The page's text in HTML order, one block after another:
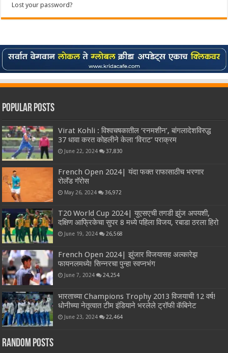
Lost your password?
Popular Posts
Virat Kohli : विश्वचषकातील ‘रनमशीन’, बांगलादेशविरुद्ध
37 धावा करत कोहलीने केला ‘विराट’ पराक्रम
June 22, 2024 37,830
French Open 2024| यंदा फक्त राफासाठीच भरणार
रोलॅंड गॅरोस
May 26, 2024 36,972
T20 World Cup 2024| युएसएची तगडी झुंज अपयशी,
दक्षिण आफ्रिकेचा सुपर 8 मध्ये पहिला विजय, रबाडा ठरला हिरो
June 19, 2024 26,568
French Open 2024| झुंजार विजयासह अल्कारेझ
फायनलमध्ये! सिन्नरचा पुन्हा स्वप्नभंग
June 7, 2024 24,254
भारताच्या Champions Trophy 2013 विजयाची 12 वर्ष!
धोनीच्या नेतृत्वात टीम इंडियाने भरलेले ट्रॉफी कॅबिनेट
June 23, 2024 22,464
Random Posts